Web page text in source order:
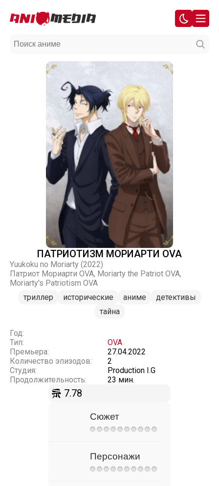
ПАТРИОТИЗМ МОРИАРТИ OVA
Yuukoku no Moriarty (2022)
Патриот Мориарти OVA, Moriarty the Patriot OVA,
Moriarty's Patriotism OVA
триллер
исторические аниме
детективы
тайна
Год:
Тип:
OVA
Премьера:
27.04.2022
Количество эпизодов:
2
Студия:
Production I.G
Продолжительность:
23 мин.
7.78
Сюжет
Персонажи